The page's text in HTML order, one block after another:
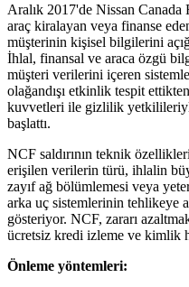
Aralık 2017'de Nissan Canada
araç kiralayan veya finanse
müşterinin kişisel bilgilerini
İhlal, finansal ve araca özgü
müşteri verilerini içeren
olağandışı etkinlik tespit
kuvvetleri ile gizlilik
başlattı.
NCF saldırının teknik
erişilen verilerin türü, ihlalin
zayıf ağ bölümlemesi veya
arka uç sistemlerinin tehlikeye
gösteriyor. NCF, zararı
ücretsiz kredi izleme ve kimlik
Önleme yöntemleri: